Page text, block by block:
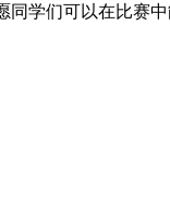
学们可以在比赛